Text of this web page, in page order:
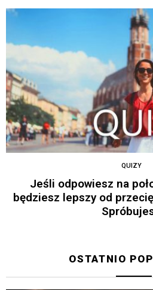
QUIZY
Jeśli odpowiesz na
będziesz lepszy od
OSTATNIO